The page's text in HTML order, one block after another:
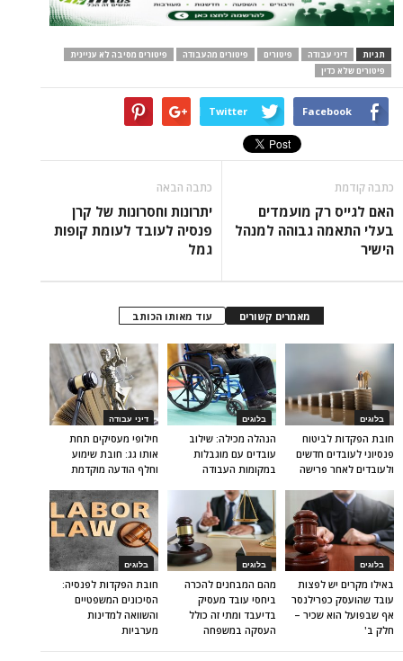
תגיות דיני עבודה פיטורים פיטורים מהעבודה
פיטורים מסיבה לא עניינית
פיטורים שלא כדין
Facebook
Twitter
כתבה קודמת
האם לגייס רק מועמדים
בעלי התאמה גבוהה למנהל
הישיר
כתבה הבאה
יתרונות וחסרונות של קרן
פנסיה לעובד לעומת קופות
גמל
מאמרים קשורים עוד מאותו הכותב
דיני עבודה
חילופי מעסיקים תחת
אותו גג: חובת שימוע
וחלף הודעה מוקדמת
בלוגים
הנהלה מכילה: שילוב
עובדים עם מוגבלות
במקומות העבודה
בלוגים
חובת הפקדות לביטוח
פנסיוני לעובדים חדשים
ולעובדים לאחר פרישה
בלוגים
חובת הפקדות לפנסיה:
הסיכונים המשפטיים
והשוואה למדינות
מערביות
בלוגים
מהם המבחנים להכרה
ביחסי עובד מעסיק
בדיעבד ומתי זה כולל
העסקה במשפחה
בלוגים
באילו מקרים יש לפצות
עובד שהועסק כפרילנסר
אף שבפועל הוא שכיר –
חלק ב'